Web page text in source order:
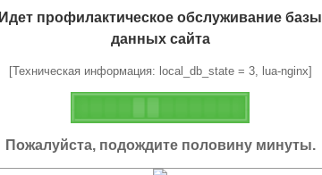
Идет профилактическое обслуживание базы
данных сайта
[Техническая информация: local_db_state = 3, lua-nginx]
Пожалуйста, подождите половину минуты.